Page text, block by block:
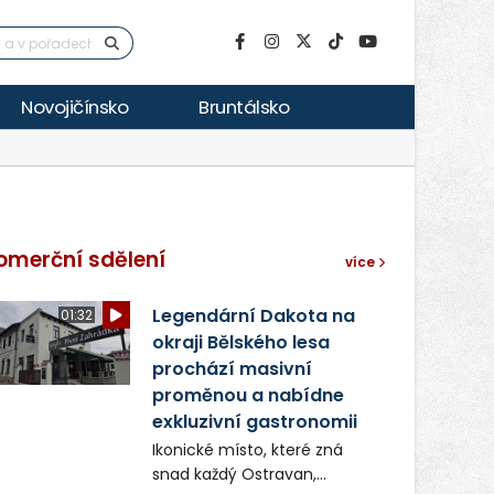
Novojičínsko Bruntálsko
sdělení více
01:32
Legendární Dakota na
okraji Bělského lesa
prochází masivní
proměnou a nabídne
exkluzivní gastronomii
Ikonické místo, které zná
snad každý Ostravan,